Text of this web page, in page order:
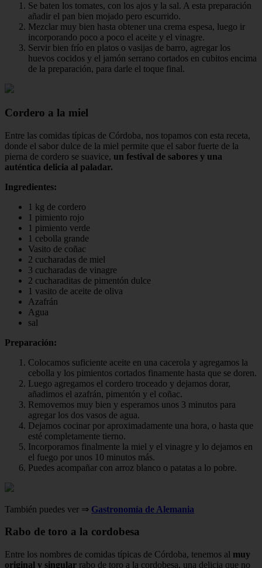
Se baten los tomates, con los ajos y la sal. A esta preparación
añadir el pan bien mojado pero escurrido.
Mezclar muy bien hasta obtener una crema espesa, luego ir
incorporando poco a poco el aceite y el vinagre.
Servir bien frío en platos o vasijas de barro, agregar los
huevos cocidos y el jamón serrano cortados en cubitos encima
de la preparación, para darle el toque final.
Cordero a la miel
Entre las comidas típicas de Córdoba, nos topamos con esta receta,
donde el sabor dulce de la miel permite que el sabor fuerte de la
pierna de cordero se suavice, un festival de sabores y una
auténtica delicia al paladar.
Ingredientes:
1 kg de cordero
1 pimiento rojo
1 pimiento verde
1 cebolla grande
Vasito de coñac
2 cucharadas de miel
3 cucharadas de vinagre
2 cucharaditas de pimentón dulce
1 vasito de aceite de oliva
Azafrán
Agua
sal
Preparación:
Colocamos suficiente aceite en una cacerola y agregamos la
cebolla y los pimientos cortados finamente hasta que se doren.
Luego agregamos el cordero troceado y dejamos dorar,
añadimos el azafrán, pimentón y el coñac.
Removemos muy bien y esperamos unos 3 minutos para
agregar los dos vasos de agua.
Dejamos cocinar por aproximadamente una hora, o hasta que
esté completamente tierno.
Incorporamos finalmente la miel y el vinagre y lo dejamos en
el fuego por unos 10 minutos más.
Puedes acompañar con arroz blanco o patatas a lo pobre.
También puedes ver ⇒ Gastronomía de Alemania
Rabo de toro a la cordobesa
Entre los nombres de comidas típicas de Córdoba, tenemos al muy
original y singular rabo de toro a la cordobesa, una delicia que no